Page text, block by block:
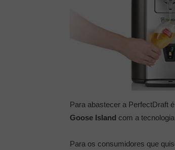
Para abastecer a PerfectDraft
Goose Island com a
Para os consumidores que